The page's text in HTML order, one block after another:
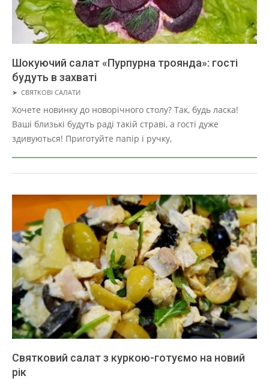
Шокуючий салат «Пурпурна троянда»: гості
будуть в захваті
2019-
05-
01
➤ СВЯТКОВІ САЛАТИ
Хочете новинку до новорічного столу? Так, будь ласка!
Ваші близькі будуть раді такій страві, а гості дуже
здивуються! Приготуйте папір і ручку,
Святковий салат з куркою-готуємо на новий
рік